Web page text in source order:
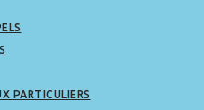
PARTICULIERS